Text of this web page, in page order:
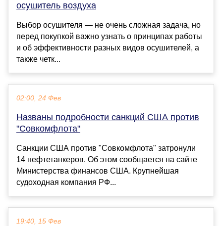
осушитель воздуха
Выбор осушителя — не очень сложная задача, но
перед покупкой важно узнать о принципах работы
и об эффективности разных видов осушителей, а
также четк...
02:00, 24 Фев
Названы подробности санкций США против
"Совкомфлота"
Санкции США против "Совкомфлота" затронули
14 нефтетанкеров. Об этом сообщается на сайте
Министерства финансов США. Крупнейшая
судоходная компания РФ...
19:40, 15 Фев